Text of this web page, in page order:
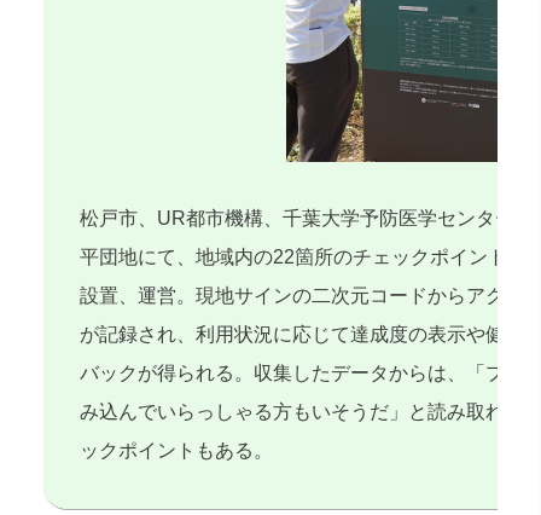
松戸市、UR都市機構、千葉大学予防医学センター
平団地にて、地域内の22箇所のチェックポイントを
設置、運営。現地サインの二次元コードからアクセ
が記録され、利用状況に応じて達成度の表示や健康
バックが得られる。収集したデータからは、「プロ
み込んでいらっしゃる方もいそうだ」と読み取れた
ックポイントもある。